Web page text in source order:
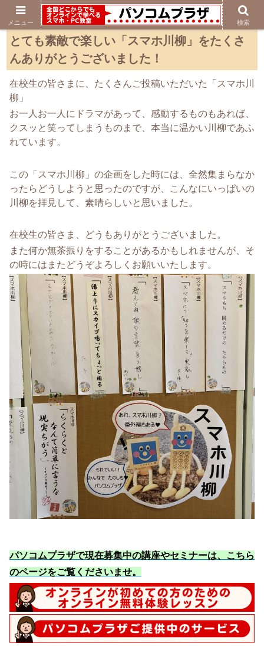
とても素敵で楽しい「スマホ川柳」をたくさ
んありがとうございました！
在校生の皆さまに、たくさんご投稿いただいた「スマホ川
柳」
お一人お一人にドラマがあって、感動するものもあれば、
クスッと笑ってしまうものまで、本当に温かい川柳であふ
れています。
この「スマホ川柳」の企画をした時には、全然集まらなか
ったらどうしようと思ったのですが、こんなにいっぱいの
川柳を拝見して、素晴らしいと思いました。
在校生の皆さま、どうもありがとうございました。
また何か無茶振りをすることがあるかもしれませんが、そ
の時にはまたどうぞよろしくお願いいたします。
パソコムプラザで現在募集中の講座やセミナーは、こちら
のページをご覧くださいませ。
メニュー 検索